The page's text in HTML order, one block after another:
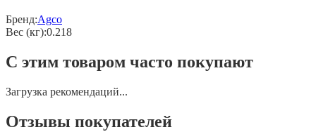
Бренд:Agco
Вес (кг):0.218
С этим товаром часто покупают
Загрузка рекомендаций...
Отзывы покупателей